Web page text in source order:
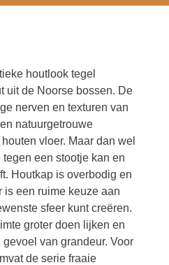
houtlook tegel
uit de Noorse bossen. De
nerven en texturen van
natuurgetrouwe
vloer. Maar dan wel
een stootje kan en
Houtkap is overbodig en
is een ruime keuze aan
sfeer kunt creëren.
groter doen lijken en
van grandeur. Voor
de serie fraaie